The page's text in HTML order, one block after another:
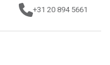
+31 20 894 5661